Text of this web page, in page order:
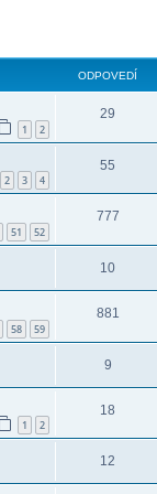
ODPOVEDÍ
1 2
29
2 3 4
55
51 52
777
10
58 59
881
9
1 2
18
12